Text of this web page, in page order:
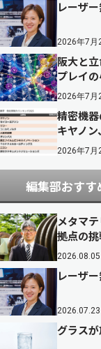
レーザ
2026年7月
阪大と
プレイ
2026年7月
精密機
キヤノ
2026年7月
編集部おすす
メタマ
拠点の
2026.08.05
レーザ
2026.07.23
グラス